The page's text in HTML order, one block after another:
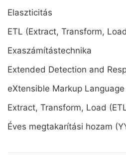
Elaszticitás
ETL (Extract, Transform,
Exaszámítástechnika
Extended Detection and
eXtensible Markup Language
Extract, Transform, Load
Éves megtakarítási hozam